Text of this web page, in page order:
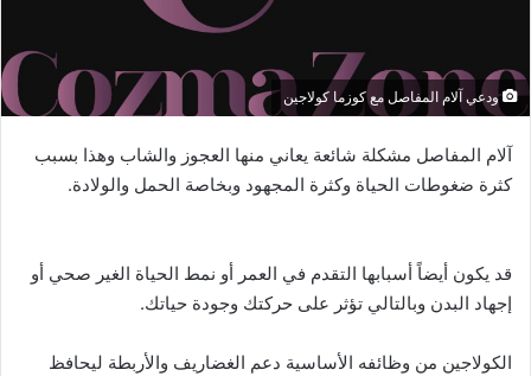
ودعي آلام المفاصل مع كوزما كولاجين
آلام المفاصل مشكلة شائعة يعاني منها العجوز والشاب وهذا بسبب
كثرة ضغوطات الحياة وكثرة المجهود وبخاصة الحمل والولادة.
قد يكون أيضاً أسبابها التقدم في العمر أو نمط الحياة الغير صحي أو
إجهاد البدن وبالتالي تؤثر على حركتك وجودة حياتك.
الكولاجين من وظائفه الأساسية دعم الغضاريف والأربطة ليحافظ